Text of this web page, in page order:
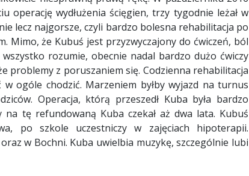
operację wydłużenia ścięgien, trzy tygodnie leżał w
lecz najgorsze, czyli bardzo bolesna rehabilitacja po
Mimo, że Kubuś jest przyzwyczajony do ćwiczeń, ból
rozumie, obecnie nadal bardzo dużo ćwiczy
problemy z poruszaniem się. Codzienna rehabilitacja
ogóle chodzić. Marzeniem byłby wyjazd na turnus
Operacja, którą przeszedł Kuba była bardzo
tę refundowaną Kuba czekał aż dwa lata. Kubuś
po szkole uczestniczy w zajęciach hipoterapii.
w Bochni. Kuba uwielbia muzykę, szczególnie lubi